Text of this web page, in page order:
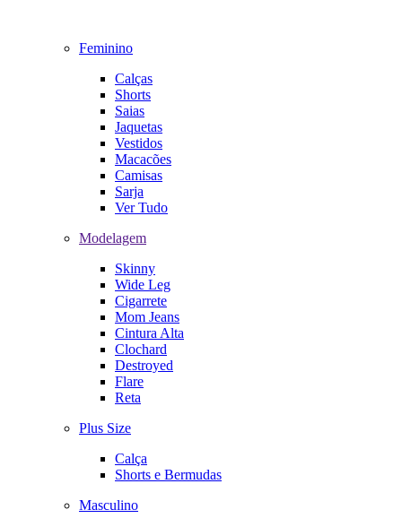
Feminino
Calças
Shorts
Saias
Jaquetas
Vestidos
Macacões
Camisas
Sarja
Ver Tudo
Modelagem
Skinny
Wide Leg
Cigarrete
Mom Jeans
Cintura Alta
Clochard
Destroyed
Flare
Reta
Plus Size
Calça
Shorts e Bermudas
Masculino